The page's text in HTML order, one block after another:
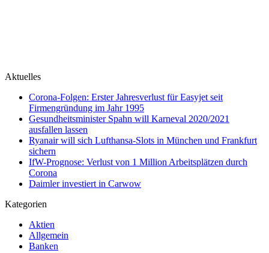
Aktuelles
Corona-Folgen: Erster Jahresverlust für Easyjet seit
Firmengründung im Jahr 1995
Gesundheitsminister Spahn will Karneval 2020/2021
ausfallen lassen
Ryanair will sich Lufthansa-Slots in München und Frankfurt
sichern
IfW-Prognose: Verlust von 1 Million Arbeitsplätzen durch
Corona
Daimler investiert in Carwow
Kategorien
Aktien
Allgemein
Banken